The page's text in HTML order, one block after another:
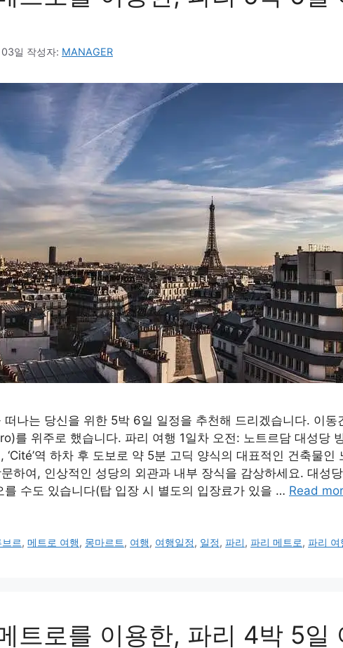
일 작성자: MANAGER
떠나는 당신을 위한 5박 6일 일정을 추천해 드리겠습니다. 이동
를 위주로 했습니다. 파리 여행 1일차 오전: 노트르담 대성당
‘Cité’역 하차 후 도보로 약 5분 고딕 양식의 대표적인 건축물인
하여, 인상적인 성당의 외관과 내부 장식을 감상하세요. 대성
를 수도 있습니다(탑 입장 시 별도의 입장료가 있을 … Read
브르,메트로 여행, 몽마르트, 여행, 여행일정, 일정,파리,파리 메트로,파리 여
트로를 이용한, 파리 4박 5일